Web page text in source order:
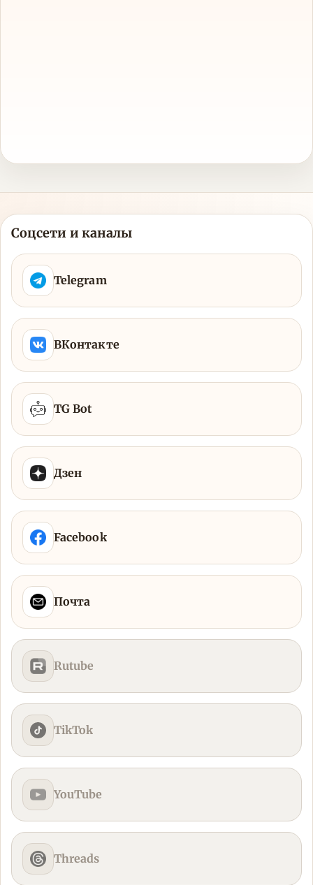
Соцсети и каналы
Telegram
ВКонтакте
TG Bot
Дзен
Facebook
Почта
Rutube
TikTok
YouTube
Threads